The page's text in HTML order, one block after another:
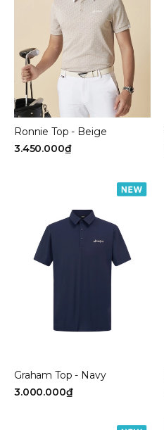
Kích cỡ
Freesize 80
85 90
95
QUẦN DÀI NAM
QUẦN SHORT
ÁO POLO NAM
Ronnie Top - Beige
3.450.000₫
Graham Top - Navy
3.000.000₫